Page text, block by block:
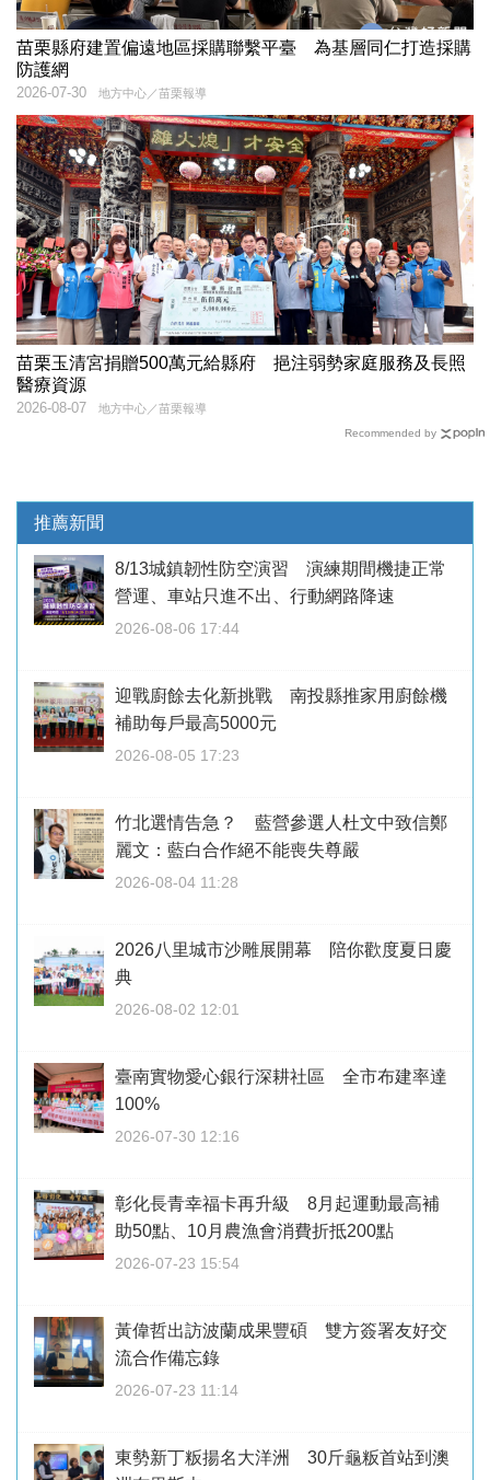
苗栗縣府建置偏遠地區採購聯繫平臺 為基層同仁打造採購
防護網
地方中心／苗栗報導
2026-07-30
苗栗玉清宮捐贈500萬元給縣府 挹注弱勢家庭服務及長照
醫療資源
地方中心／苗栗報導
2026-08-07
Recommended by
推薦新聞
8/13城鎮韌性防空演習 演練期間機捷正常
營運、車站只進不出、行動網路降速
2026-08-06 17:44
迎戰廚餘去化新挑戰 南投縣推家用廚餘機
補助每戶最高5000元
2026-08-05 17:23
竹北選情告急？ 藍營參選人杜文中致信鄭
麗文：藍白合作絕不能喪失尊嚴
2026-08-04 11:28
2026八里城市沙雕展開幕 陪你歡度夏日慶
典
2026-08-02 12:01
臺南實物愛心銀行深耕社區 全市布建率達
100%
2026-07-30 12:16
彰化長青幸福卡再升級 8月起運動最高補
助50點、10月農漁會消費折抵200點
2026-07-23 15:54
黃偉哲出訪波蘭成果豐碩 雙方簽署友好交
流合作備忘錄
2026-07-23 11:14
東勢新丁粄揚名大洋洲 30斤龜粄首站到澳